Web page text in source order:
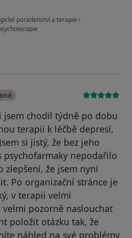
poradenství a terapie •
jsem chodil týdně po dobu
terapii k léčbě depresí,
si jistý, že bez jeho
psychofarmaky nepodařilo
zlepšení, že jsem nyní
Po organizační stránce je
v terapii velmi
velmi pozorně naslouchat
položit otázku tak, že
náhled na své problémy